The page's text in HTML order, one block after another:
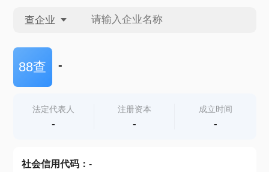
查企业
查企业
查产地
88查 -
法定代表人
-
注册资本
-
成立时间
-
社会信用代码： -